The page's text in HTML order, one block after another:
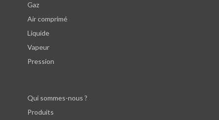
Gaz
Air comprimé
Liquide
Vapeur
Pression
Qui sommes-nous ?
Produits